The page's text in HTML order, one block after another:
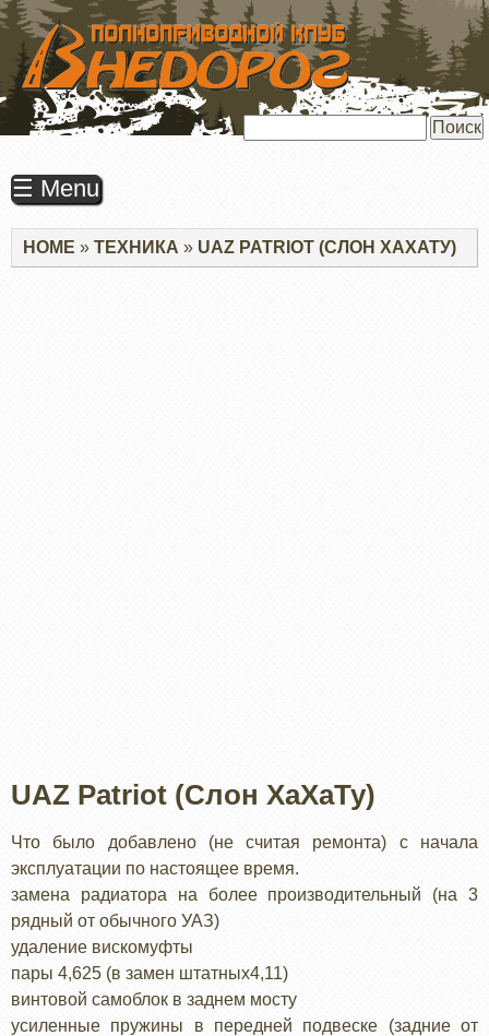
ПЕРЕЙТИ
ОСНОВНОМУ
СОДЕРЖАНИЮ
☰ Menu
Строка
навигации
HOME ТЕХНИКА UAZ PATRIOT (СЛОН ХАХАТУ)
UAZ Patriot (Слон ХаХаТу)
Что было добавлено (не считая ремонта) с начала
эксплуатации по настоящее время.
замена радиатора на более производительный (на 3
рядный от обычного УАЗ)
удаление вискомуфты
пары 4,625 (в замен штатных4,11)
винтовой самоблок в заднем мосту
усиленные пружины в передней подвеске (задние от